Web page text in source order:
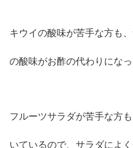
キウイの酸味が苦手な方も
の酸味がお酢の代わりにな
フルーツサラダが苦手な方
いているので、サラダによ